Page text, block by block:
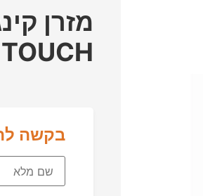
TOUCH מסדרת EXLUSIVE
בקשה